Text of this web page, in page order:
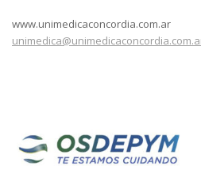
www.unimedicaconcordia.com.ar